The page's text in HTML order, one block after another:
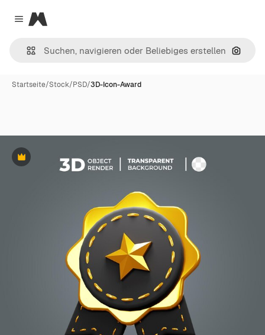
Close menu
Magnific
Nach
Startseite/Stock/PSD/3D-Icon-Award
Premium